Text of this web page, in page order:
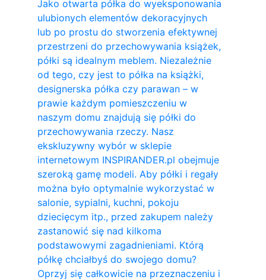
Jako otwarta półka do wyeksponowania
ulubionych elementów dekoracyjnych
lub po prostu do stworzenia efektywnej
przestrzeni do przechowywania książek,
półki są idealnym meblem. Niezależnie
od tego, czy jest to półka na książki,
designerska półka czy parawan – w
prawie każdym pomieszczeniu w
naszym domu znajdują się półki do
przechowywania rzeczy. Nasz
ekskluzywny wybór w sklepie
internetowym INSPIRANDER.pl obejmuje
szeroką gamę modeli. Aby półki i regały
można było optymalnie wykorzystać w
salonie, sypialni, kuchni, pokoju
dziecięcym itp., przed zakupem należy
zastanowić się nad kilkoma
podstawowymi zagadnieniami. Którą
półkę chciałbyś do swojego domu?
Oprzyj się całkowicie na przeznaczeniu i